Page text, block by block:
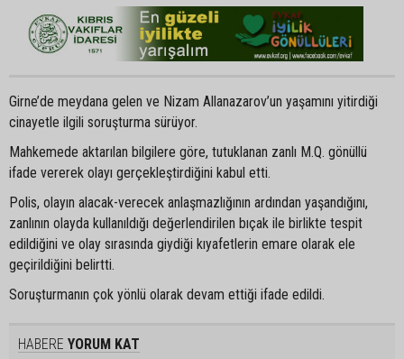
Girne’de meydana gelen ve Nizam Allanazarov’un yaşamını yitirdiği
cinayetle ilgili soruşturma sürüyor.
Mahkemede aktarılan bilgilere göre, tutuklanan zanlı M.Q. gönüllü
ifade vererek olayı gerçekleştirdiğini kabul etti.
Polis, olayın alacak-verecek anlaşmazlığının ardından yaşandığını,
zanlının olayda kullanıldığı değerlendirilen bıçak ile birlikte tespit
edildiğini ve olay sırasında giydiği kıyafetlerin emare olarak ele
geçirildiğini belirtti.
Soruşturmanın çok yönlü olarak devam ettiği ifade edildi.
HABERE YORUM KAT